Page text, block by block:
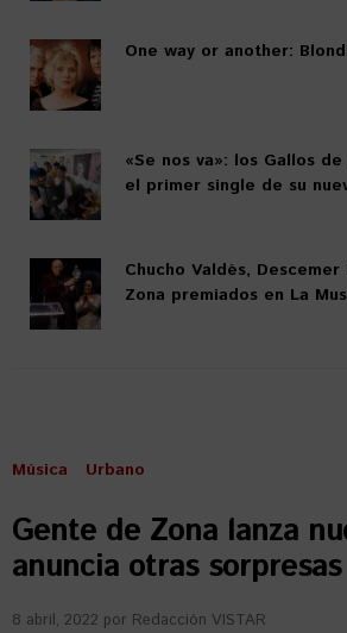
One way or another:
«Se nos va»: los Gallos
el primer single de su
Chucho Valdés,
Zona premiados en La
Música Urbano
Gente de Zona lanza
anuncia otras sorpresas
8 abril, 2022 por Redacción VISTAR